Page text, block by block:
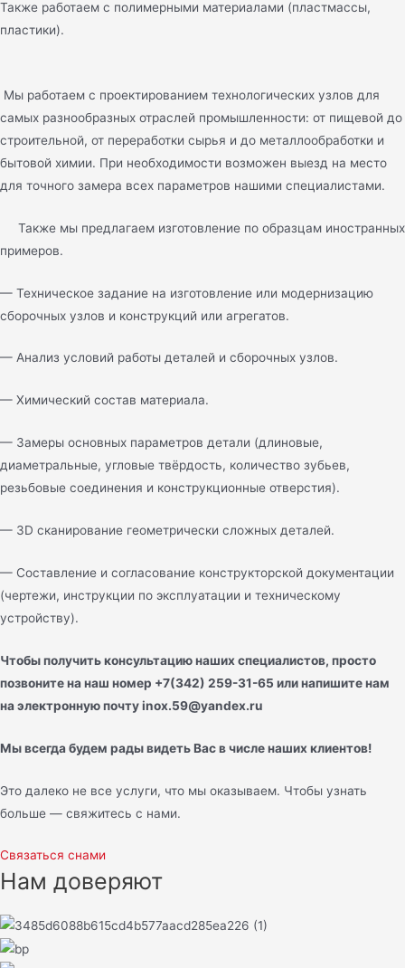
Также работаем с полимерными материалами (пластмассы,
пластики).
Мы работаем с проектированием технологических узлов для
самых разнообразных отраслей промышленности: от пищевой до
строительной, от переработки сырья и до металлообработки и
бытовой химии. При необходимости возможен выезд на место
для точного замера всех параметров нашими специалистами.
Также мы предлагаем изготовление по образцам иностранных
примеров.
— Техническое задание на изготовление или модернизацию
сборочных узлов и конструкций или агрегатов.
— Анализ условий работы деталей и сборочных узлов.
— Химический состав материала.
— Замеры основных параметров детали (длиновые,
диаметральные, угловые твёрдость, количество зубьев,
резьбовые соединения и конструкционные отверстия).
— 3D сканирование геометрически сложных деталей.
— Составление и согласование конструкторской документации
(чертежи, инструкции по эксплуатации и техническому
устройству).
Чтобы получить консультацию наших специалистов, просто
позвоните на наш номер +7(342) 259-31-65 или напишите нам
на электронную почту inox.59@yandex.ru
Мы всегда будем рады видеть Вас в числе наших клиентов!
Это далеко не все услуги, что мы оказываем. Чтобы узнать
больше — свяжитесь с нами.
Связаться снами
Нам доверяют